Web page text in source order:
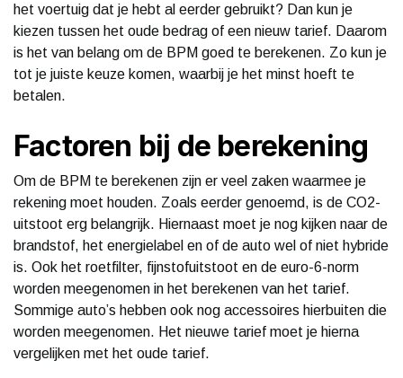
het voertuig dat je hebt al eerder gebruikt? Dan kun je
kiezen tussen het oude bedrag of een nieuw tarief. Daarom
is het van belang om de BPM goed te berekenen. Zo kun je
tot je juiste keuze komen, waarbij je het minst hoeft te
betalen.
Factoren bij de berekening
Om de BPM te berekenen zijn er veel zaken waarmee je
rekening moet houden. Zoals eerder genoemd, is de CO2-
uitstoot erg belangrijk. Hiernaast moet je nog kijken naar de
brandstof, het energielabel en of de auto wel of niet hybride
is. Ook het roetfilter, fijnstofuitstoot en de euro-6-norm
worden meegenomen in het berekenen van het tarief.
Sommige auto’s hebben ook nog accessoires hierbuiten die
worden meegenomen. Het nieuwe tarief moet je hierna
vergelijken met het oude tarief.